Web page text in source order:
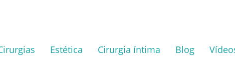
Estética Cirurgia íntima Blog